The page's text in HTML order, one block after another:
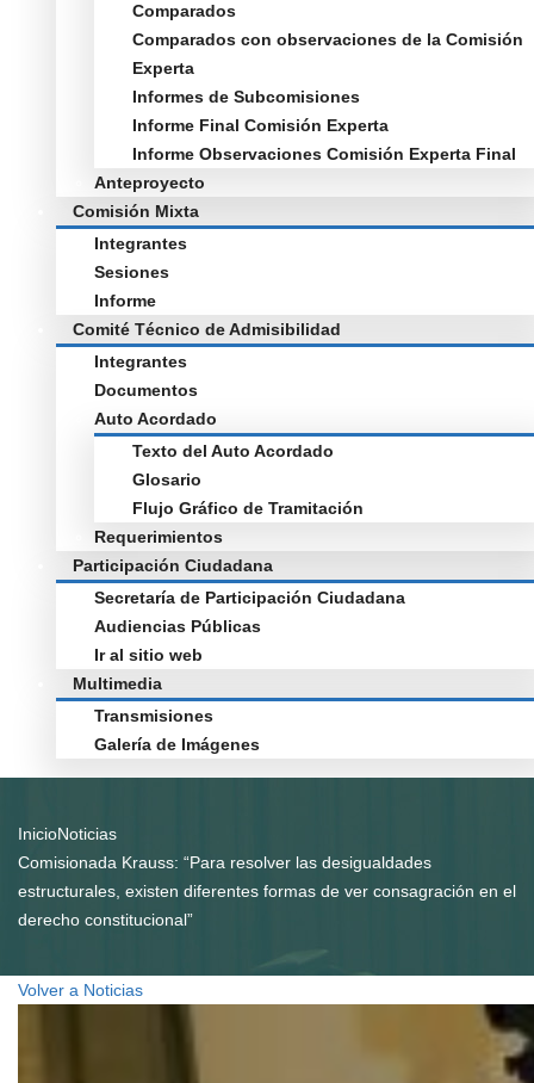
Comparados
Comparados con observaciones de la Comisión
Experta
Informes de Subcomisiones
Informe Final Comisión Experta
Informe Observaciones Comisión Experta Final
Anteproyecto
Comisión Mixta
Integrantes
Sesiones
Informe
Comité Técnico de Admisibilidad
Integrantes
Documentos
Auto Acordado
Texto del Auto Acordado
Glosario
Flujo Gráfico de Tramitación
Requerimientos
Participación Ciudadana
Secretaría de Participación Ciudadana
Audiencias Públicas
Ir al sitio web
Multimedia
Transmisiones
Galería de Imágenes
InicioNoticias
Comisionada Krauss: “Para resolver las desigualdades
estructurales, existen diferentes formas de ver consagración en el
derecho constitucional”
Volver a Noticias